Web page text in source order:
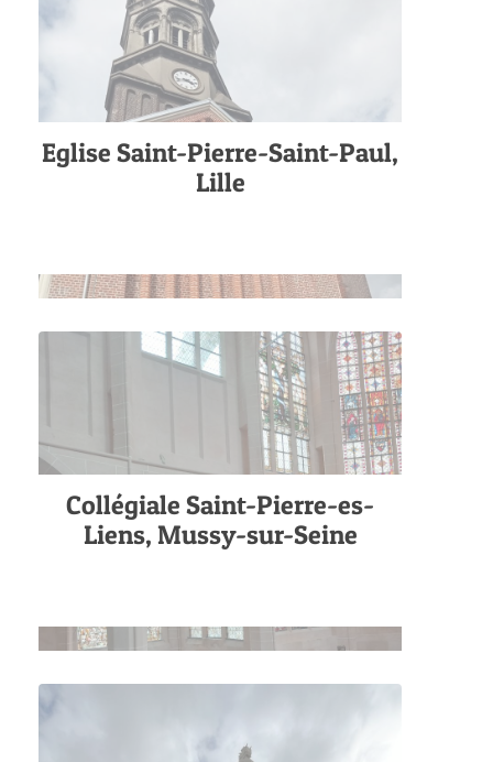
Eglise Saint-Pierre-Saint-Paul,
Lille
Collégiale Saint-Pierre-es-
Liens, Mussy-sur-Seine